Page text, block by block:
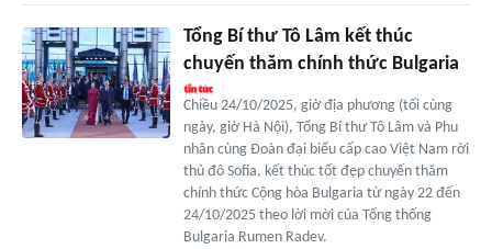
Tổng Bí thư Tô Lâm kết thúc
chuyến thăm chính thức Bulgaria
Chiều 24/10/2025, giờ địa phương (tối cùng
ngày, giờ Hà Nội), Tổng Bí thư Tô Lâm và Phu
nhân cùng Đoàn đại biểu cấp cao Việt Nam rời
thủ đô Sofia, kết thúc tốt đẹp chuyến thăm
chính thức Cộng hòa Bulgaria từ ngày 22 đến
24/10/2025 theo lời mời của Tổng thống
Bulgaria Rumen Radev.